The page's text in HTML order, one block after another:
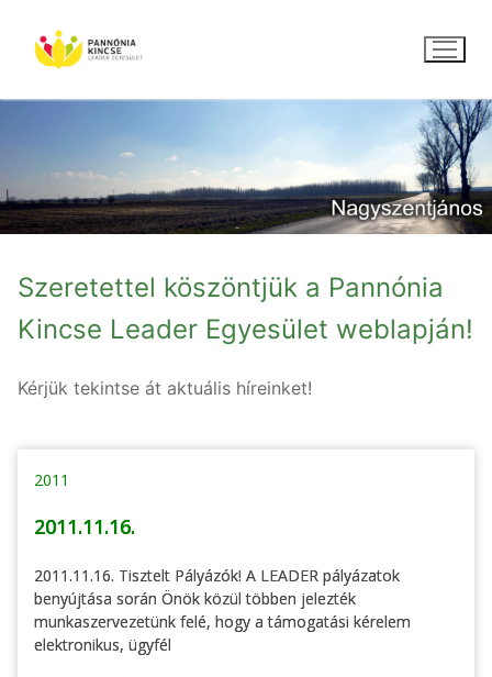
tartalomra
Szeretettel köszöntjük a Pannónia
Kincse Leader Egyesület weblapján!
Kérjük tekintse át aktuális híreinket!
2011
2011.11.16.
2011.11.16. Tisztelt Pályázók! A LEADER pályázatok
benyújtása során Önök közül többen jelezték
munkaszervezetünk felé, hogy a támogatási kérelem
elektronikus, ügyfél